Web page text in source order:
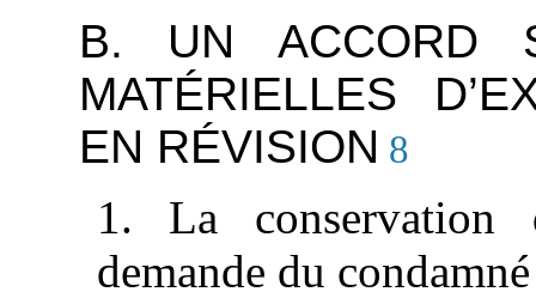
B. UN ACCORD
MATÉRIELLES
EN RÉVISION 8
1. La conservation
demande du condamné